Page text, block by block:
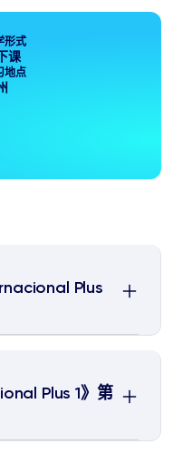
形式
课
地点
Plus
Plus 1》第